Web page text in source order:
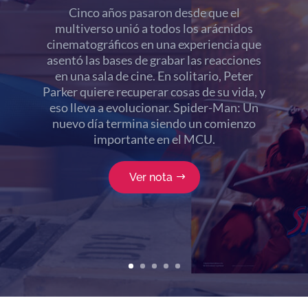
Cinco años pasaron desde que el
multiverso unió a todos los arácnidos
cinematográficos en una experiencia que
asentó las bases de grabar las reacciones
en una sala de cine. En solitario, Peter
Parker quiere recuperar cosas de su vida, y
eso lleva a evolucionar. Spider-Man: Un
nuevo día termina siendo un comienzo
importante en el MCU.
Ver nota
Los nenazos están de parabienes, volvió
Christopher Nolan y los emojis de
«puchito-puchito-puchito» se multiplican
al infinito. El retorno definitivo, la historia
mitológica que modificó para siempre a los
dioses en Occidente. Llega La Odisea al
cine, y el celuloide en 70mm sonríe.